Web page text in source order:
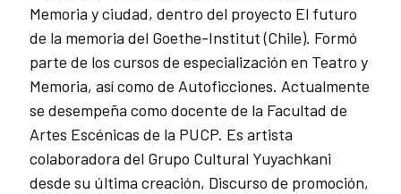
Memoria y ciudad, dentro del proyecto El futuro
de la memoria del Goethe-Institut (Chile). Formó
parte de los cursos de especialización en Teatro y
Memoria, así como de Autoficciones. Actualmente
se desempeña como docente de la Facultad de
Artes Escénicas de la PUCP. Es artista
colaboradora del Grupo Cultural Yuyachkani
desde su última creación, Discurso de promoción,